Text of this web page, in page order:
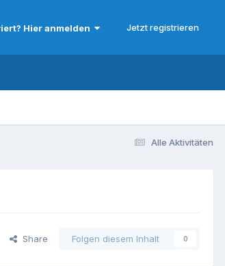
Hier anmelden Jetzt registrieren
Alle Aktivitäten
Share Folgen diesem Inhalt 0